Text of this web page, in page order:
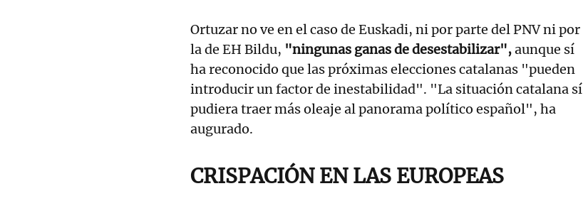
Ortuzar no ve en el caso de Euskadi, ni por parte del PNV ni por
la de EH Bildu, "ningunas ganas de desestabilizar",aunque sí
ha reconocido que las próximas elecciones catalanas "pueden
introducir un factor de inestabilidad". "La situación catalana sí
pudiera traer más oleaje al panorama político español", ha
augurado.
CRISPACIÓN EN LAS EUROPEAS